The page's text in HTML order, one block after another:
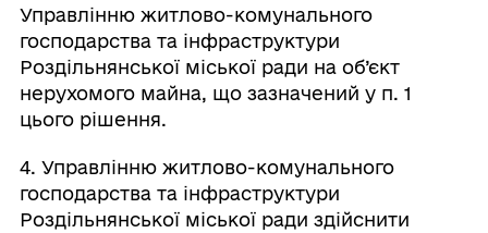
Управлінню житлово-комунального
господарства та інфраструктури
Роздільнянської міської ради на об’єкт
нерухомого майна, що зазначений у п. 1
цього рішення.
4. Управлінню житлово-комунального
господарства та інфраструктури
Роздільнянської міської ради здійснити